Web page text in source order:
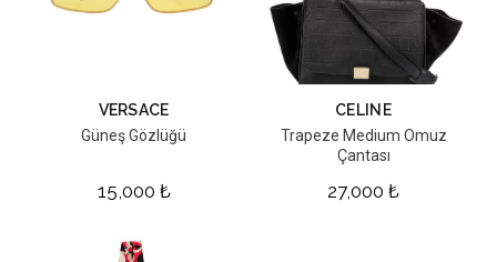
VERSACE
Güneş Gözlüğü
15,000 ₺
CELINE
Trapeze Medium Omuz
Çantası
27,000 ₺